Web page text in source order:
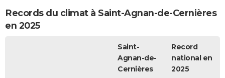
Records du climat à Saint-Agnan-de-Cernières
en 2025
Saint-
Agnan-de-
Cernières
Record
national en
2025